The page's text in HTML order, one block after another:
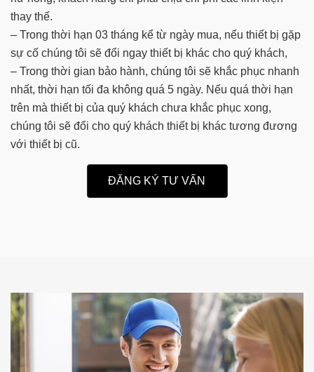
thay thế.
– Trong thời hạn 03 tháng kể từ ngày mua, nếu thiết bị gặp
sự cố chúng tôi sẽ đổi ngay thiết bị khác cho quý khách,
– Trong thời gian bảo hành, chúng tôi sẽ khắc phục nhanh
nhất, thời hạn tối đa không quá 5 ngày. Nếu quá thời hạn
trên mà thiết bị của quý khách chưa khắc phục xong,
chúng tôi sẽ đổi cho quý khách thiết bị khác tương đương
với thiết bị cũ.
ĐĂNG KÝ TƯ VẤN